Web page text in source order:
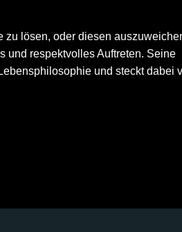
zu lösen, oder diesen
und respektvolles Auftreten. Seine
und steckt dabei